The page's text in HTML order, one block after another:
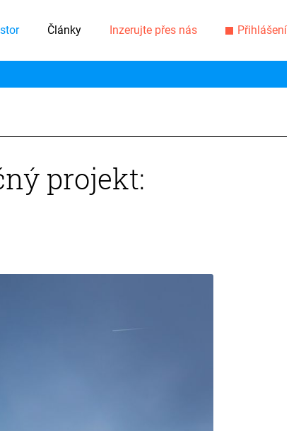
Články Inzerujte přes nás Přihlášení
projekt: